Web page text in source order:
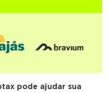
pode ajudar sua